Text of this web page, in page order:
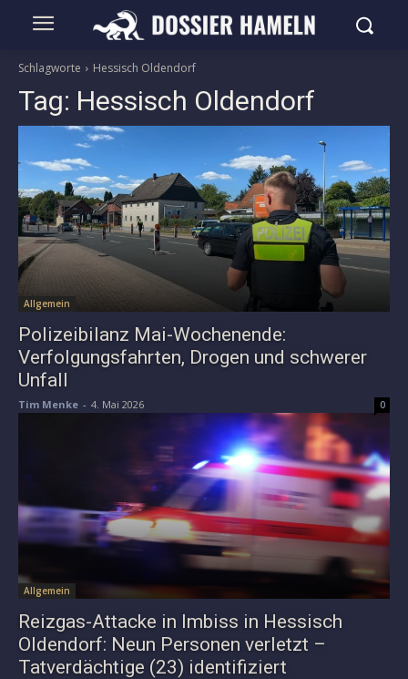
Schlagworte Hessisch Oldendorf
Tag: Hessisch Oldendorf
Allgemein
Polizeibilanz Mai-Wochenende:
Verfolgungsfahrten, Drogen und schwerer
Unfall
Tim Menke - 4. Mai 2026 0
Allgemein
Reizgas-Attacke in Imbiss in Hessisch
Oldendorf: Neun Personen verletzt –
Tatverdächtige (23) identifiziert